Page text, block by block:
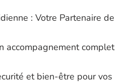
: Votre Partenaire de
accompagnement complet
et bien-être pour vos